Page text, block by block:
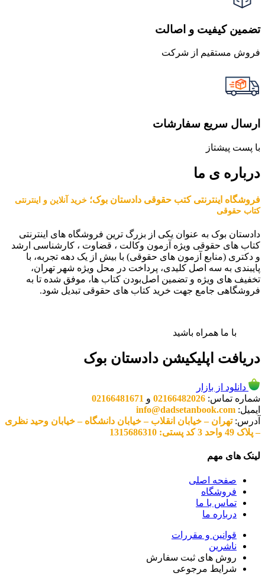
تضمین کیفیت و اصالت
فروش مستقیم از شرکت
ارسال سریع سفارشات
با پست پیشتاز
درباره ی ما
فروشگاه اینترنتی کتب حقوقی دادستان بوک؛ خرید آنلاین و اینترنتی
کتاب حقوقی
دادستان بوک به عنوان یکی از بزرگ ترین فروشگاه های اینترنتی
کتاب های حقوقی ویژه آزمون وکالت ، قضاوت ، کارشناسی ارشد
و دکتری (منابع آزمون های حقوقی) با بیش از یک دهه تجربه، با
پایبندی به سه اصل کلیدی، پرداخت در محل ویژه شهر تهران،
تخفیف های ویژه و تضمین اصل‌بودن کتاب ها، موفق شده تا به
فروشگاهی جامع جهت خرید کتاب های حقوقی تبدیل شود.
با ما همراه باشید
دریافت اپلیکیشن دادستان بوک
دانلود از بازار
شماره تماس: 02166482026 و 02166481671
ایمیل: info@dadsetanbook.com
آدرس:تهران – خیابان انقلاب – خیابان دانشگاه – خیابان وحید نظری
– پلاک 49 واحد 3 کد پستی: 1315686310
لینک های مهم
صفحه اصلی
فروشگاه
تماس با ما
درباره ما
قوانین و مقررات
ناشرین
روش های ثبت سفارش
شرایط مرجوعی